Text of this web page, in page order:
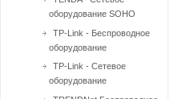
оборудование SOHO
TP-Link - Беспроводное
оборудование
TP-Link - Сетевое
оборудование